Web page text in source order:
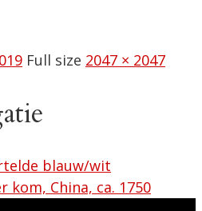
Full size 2047 × 2047
blauw/wit
kom, China, ca. 1750